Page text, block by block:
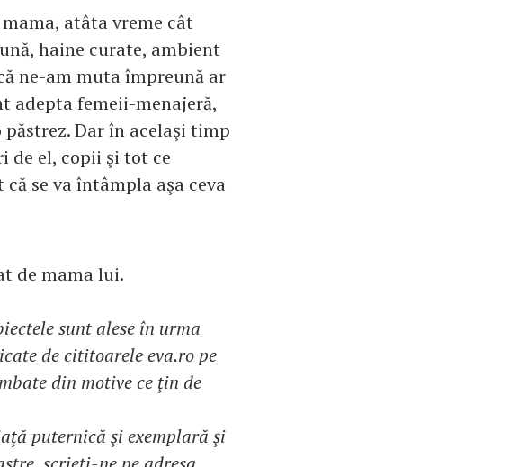
atâta vreme cât
haine curate, ambient
ne-am muta împreună ar
adepta femeii-menajeră,
Dar în acelaşi timp
de el, copii şi tot ce
se va întâmpla aşa ceva
de mama lui.
sunt alese în urma
de cititoarele eva.ro pe
din motive ce ţin de
puternică şi exemplară şi